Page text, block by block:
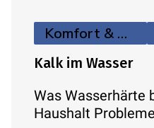
Komfort & Hygiene
Kalk im Wasser
Was Wasserhärte
Haushalt